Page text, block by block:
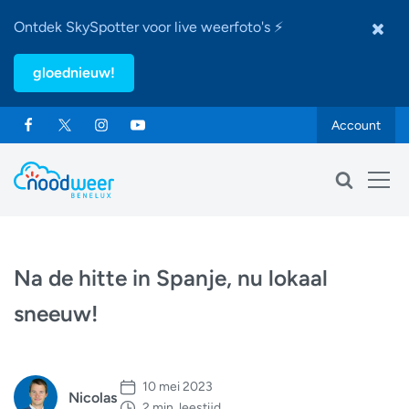
Ontdek SkySpotter voor live weerfoto's ⚡
gloednieuw!
Account
Na de hitte in Spanje, nu lokaal
sneeuw!
Nicolas
10 mei 2023